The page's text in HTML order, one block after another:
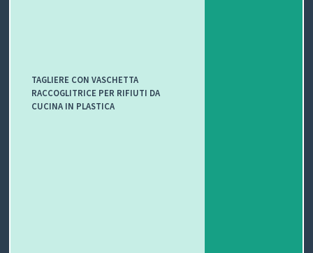
TAGLIERE CON VASCHETTA
RACCOGLITRICE PER RIFIUTI DA
CUCINA IN PLASTICA